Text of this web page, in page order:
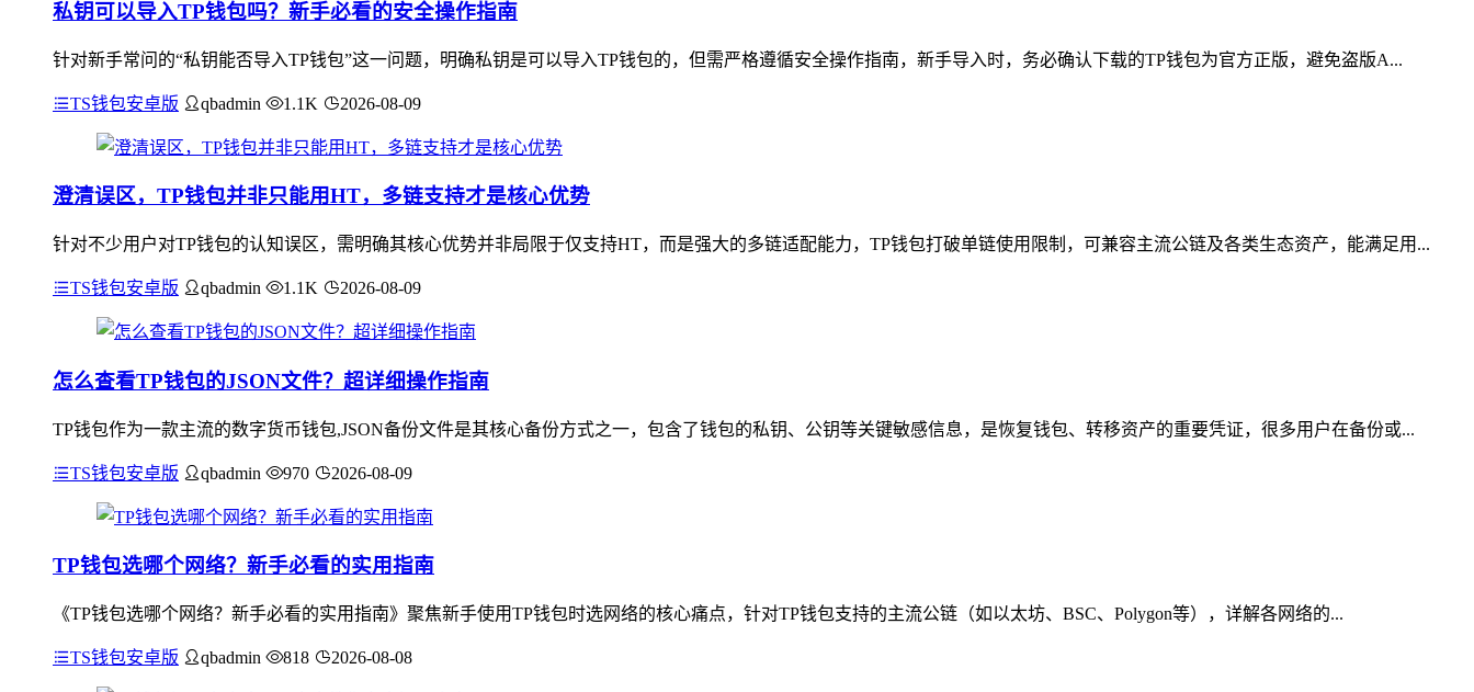
私钥可以导入TP钱包吗？新手必看的安全操作指南
针对新手常问的“私钥能否导入TP钱包”这一问题，明确私钥是可以导入TP钱包的，但需严格遵循安全操作指南，新手导入时，务必确认下载的TP钱包为官方正版，避免盗版A...
TS钱包安卓版 qbadmin 1.1K 2026-08-09
澄清误区，TP钱包并非只能用HT，多链支持才是核心优势
针对不少用户对TP钱包的认知误区，需明确其核心优势并非局限于仅支持HT，而是强大的多链适配能力，TP钱包打破单链使用限制，可兼容主流公链及各类生态资产，能满足用...
TS钱包安卓版 qbadmin 1.1K 2026-08-09
怎么查看TP钱包的JSON文件？超详细操作指南
TP钱包作为一款主流的数字货币钱包,JSON备份文件是其核心备份方式之一，包含了钱包的私钥、公钥等关键敏感信息，是恢复钱包、转移资产的重要凭证，很多用户在备份或...
TS钱包安卓版 qbadmin 970 2026-08-09
TP钱包选哪个网络？新手必看的实用指南
《TP钱包选哪个网络？新手必看的实用指南》聚焦新手使用TP钱包时选网络的核心痛点，针对TP钱包支持的主流公链（如以太坊、BSC、Polygon等），详解各网络的...
TS钱包安卓版 qbadmin 818 2026-08-08